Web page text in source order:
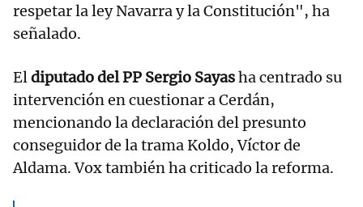
respetar la ley Navarra y la Constitución", ha
señalado.
Eldiputado del PP Sergio Sayasha centrado su
intervención en cuestionar a Cerdán,
mencionando la declaración del presunto
conseguidor de la trama Koldo, Víctor de
Aldama. Vox también ha criticado la reforma.